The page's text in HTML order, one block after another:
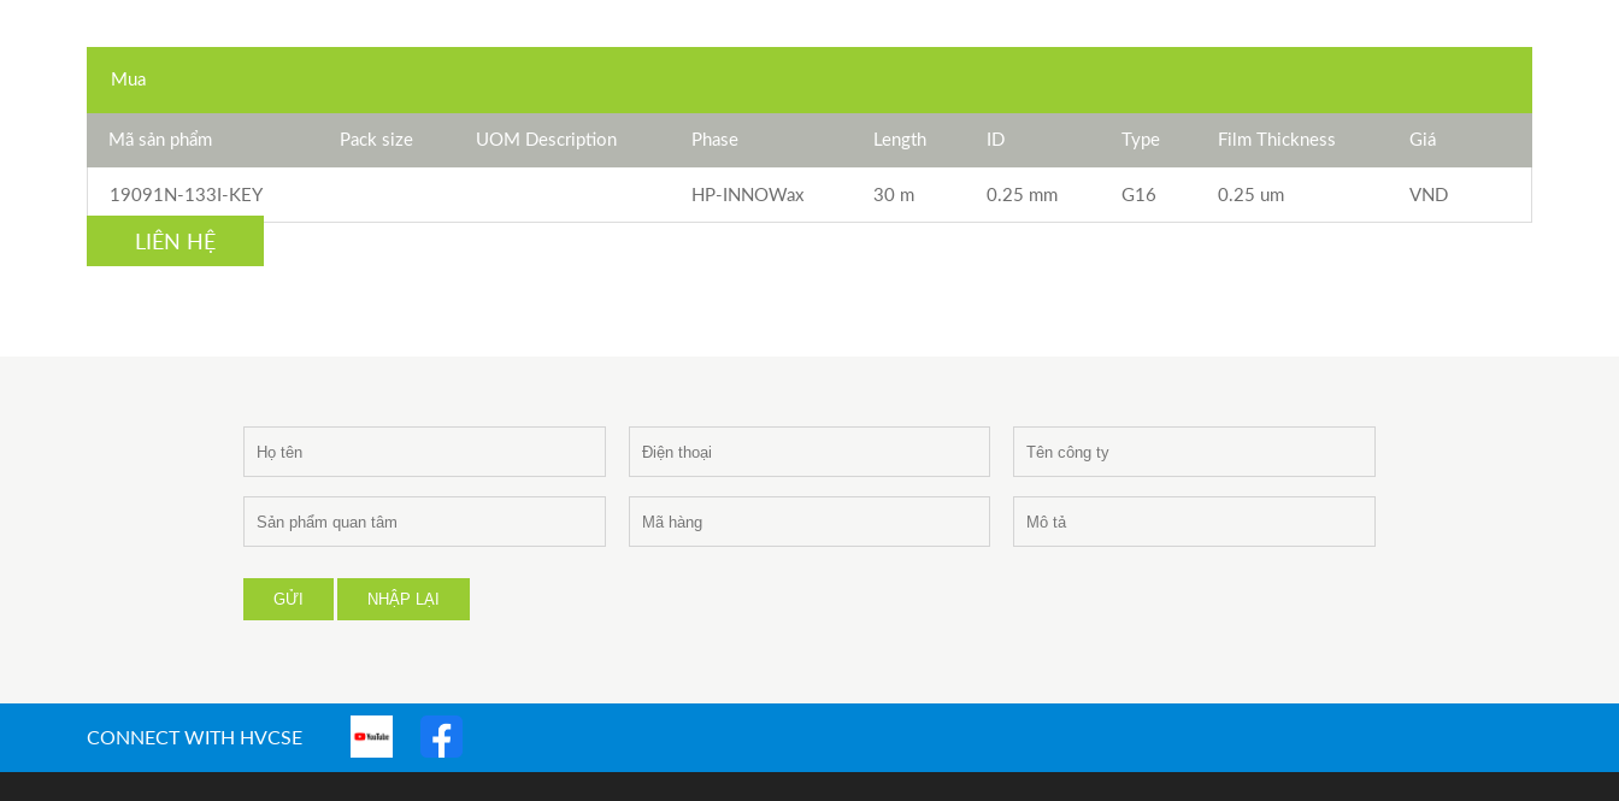
Mua
Mã sản phẩm Pack size UOM Description Phase Length ID Type Film Thickness Giá
19091N-133I-KEY HP-INNOWax 30 m 0.25 mm G16 0.25 um VND
LIÊN HỆ
GỬI NHẬP LẠI
CONNECT WITH HVCSE